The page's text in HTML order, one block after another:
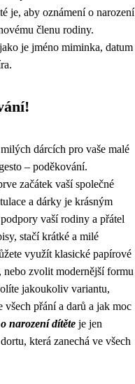
je, aby oznámení o narození
členu rodiny.
je jméno miminka, datum
dárcích pro vaše malé
– poděkování.
začátek vaší společné
a dárky je krásným
vaší rodiny a přátel
stačí krátké a milé
využít klasické papírové
zvolit modernější formu
jakoukoliv variantu,
všech přání a darů a jak moc
narození dítěte je jen
která zanechá ve všech